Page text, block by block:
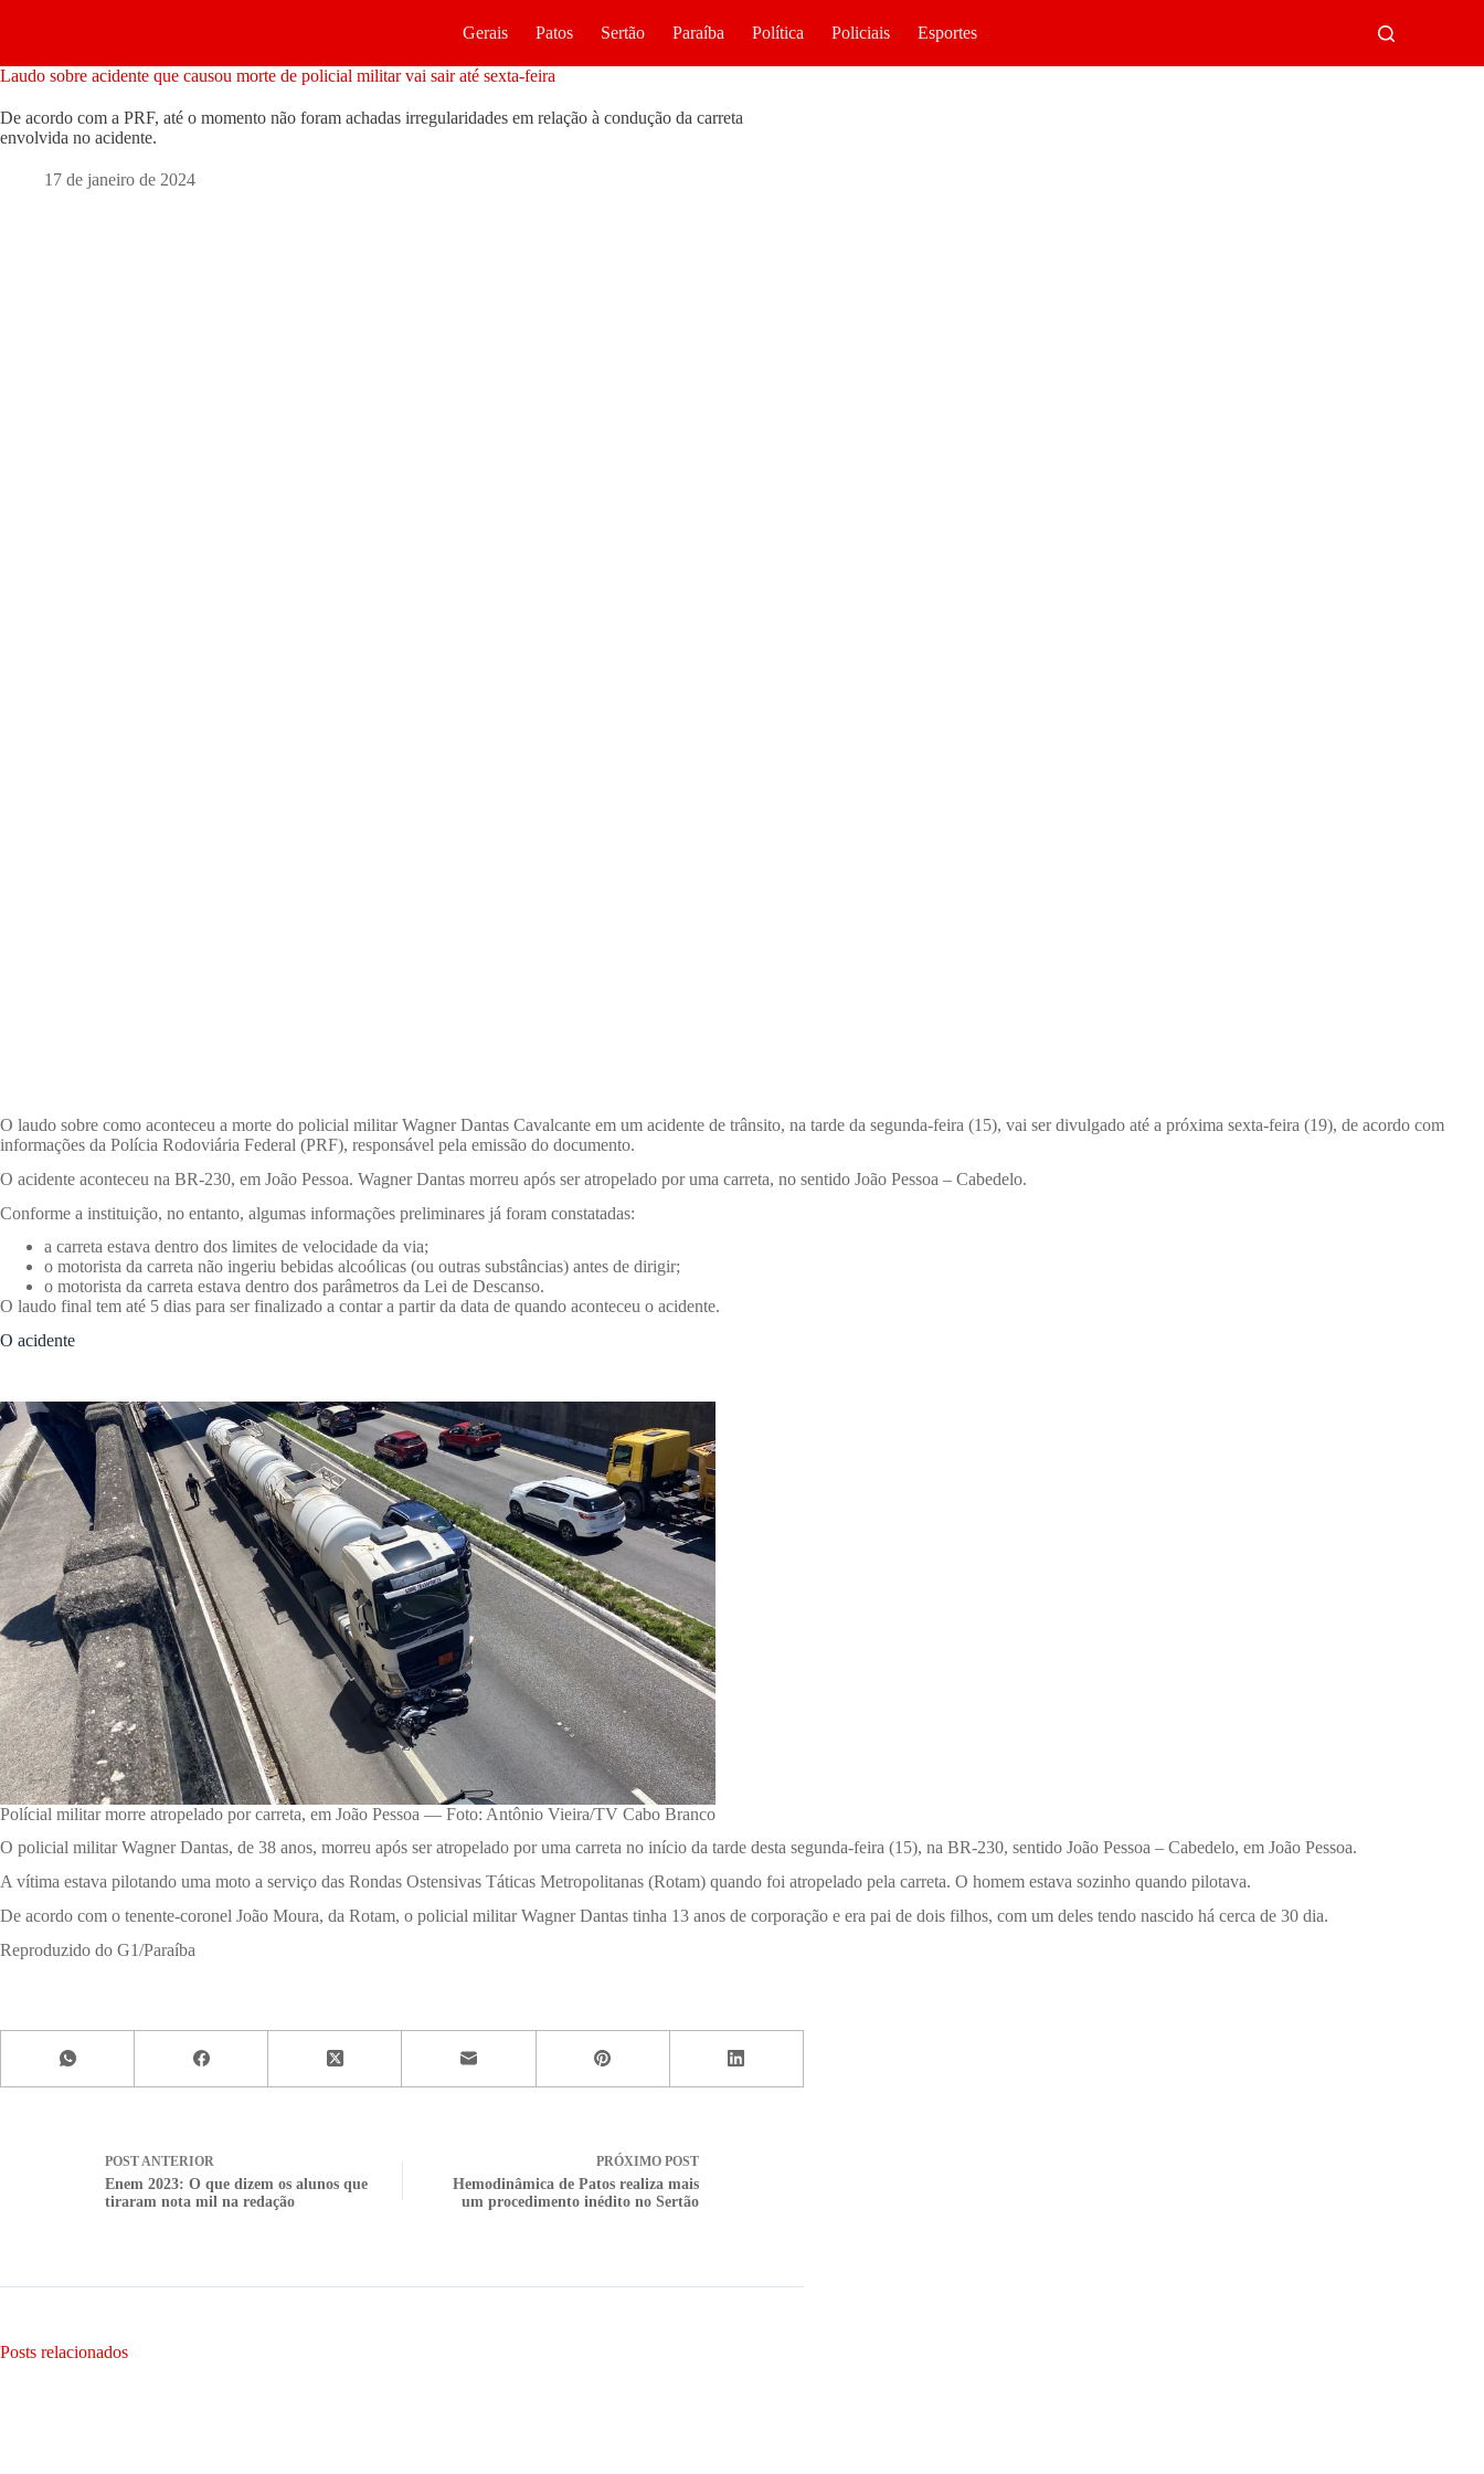
Gerais Patos Sertão Paraíba Política Policiais Esportes
Laudo sobre acidente que causou morte de policial militar vai sair até sexta-feira
De acordo com a PRF, até o momento não foram achadas irregularidades em relação à condução da carreta
envolvida no acidente.
17 de janeiro de 2024
O laudo sobre como aconteceu a morte do policial militar Wagner Dantas Cavalcante em um acidente de trânsito, na tarde da segunda-feira (15), vai ser divulgado até a próxima sexta-feira (19), de acordo com
informações da Polícia Rodoviária Federal (PRF), responsável pela emissão do documento.
O acidente aconteceu na BR-230, em João Pessoa. Wagner Dantas morreu após ser atropelado por uma carreta, no sentido João Pessoa – Cabedelo.
Conforme a instituição, no entanto, algumas informações preliminares já foram constatadas:
a carreta estava dentro dos limites de velocidade da via;
o motorista da carreta não ingeriu bebidas alcoólicas (ou outras substâncias) antes de dirigir;
o motorista da carreta estava dentro dos parâmetros da Lei de Descanso.
O laudo final tem até 5 dias para ser finalizado a contar a partir da data de quando aconteceu o acidente.
O acidente
Polícial militar morre atropelado por carreta, em João Pessoa — Foto: Antônio Vieira/TV Cabo Branco
O policial militar Wagner Dantas, de 38 anos, morreu após ser atropelado por uma carreta no início da tarde desta segunda-feira (15), na BR-230, sentido João Pessoa – Cabedelo, em João Pessoa.
A vítima estava pilotando uma moto a serviço das Rondas Ostensivas Táticas Metropolitanas (Rotam) quando foi atropelado pela carreta. O homem estava sozinho quando pilotava.
De acordo com o tenente-coronel João Moura, da Rotam, o policial militar Wagner Dantas tinha 13 anos de corporação e era pai de dois filhos, com um deles tendo nascido há cerca de 30 dia.
Reproduzido do G1/Paraíba
POSTANTERIOR
Enem 2023: O que dizem os alunos que
tiraram nota mil na redação
PRÓXIMO POST
Hemodinâmica de Patos realiza mais
um procedimento inédito no Sertão
Posts relacionados